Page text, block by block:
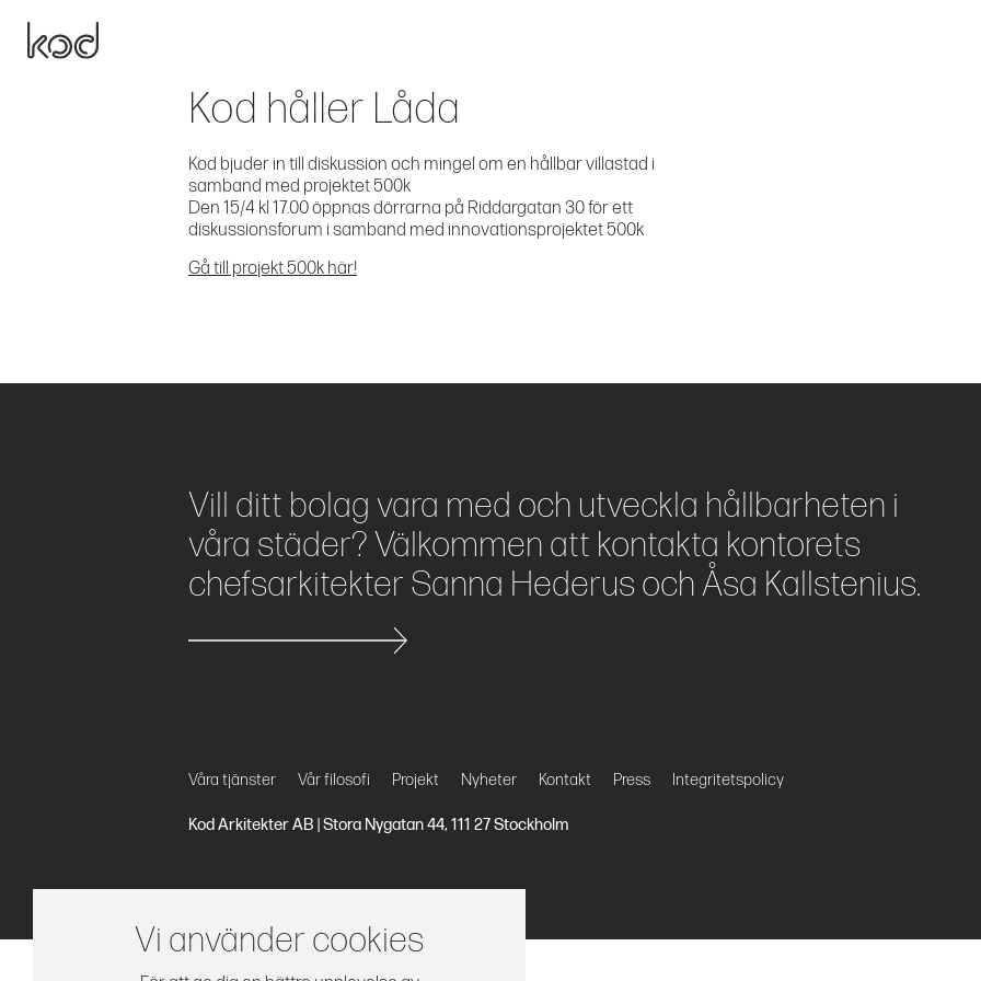
Kod håller Låda
Kod bjuder in till diskussion och mingel om en hållbar villastad i
samband med projektet 500k
Den 15/4 kl 17.00 öppnas dörrarna på Riddargatan 30 för ett
diskussionsforum i samband med innovationsprojektet 500k
Gå till projekt 500k här!
Vi använder cookies
Vill ditt bolag vara med och utveckla hållbarheten i
våra städer? Välkommen att kontakta kontorets
chefsarkitekter Sanna Hederus och Åsa Kallstenius.
Våra tjänster Vår filosofi Projekt Nyheter Kontakt Press Integritetspolicy
Kod Arkitekter AB | Stora Nygatan 44, 111 27 Stockholm